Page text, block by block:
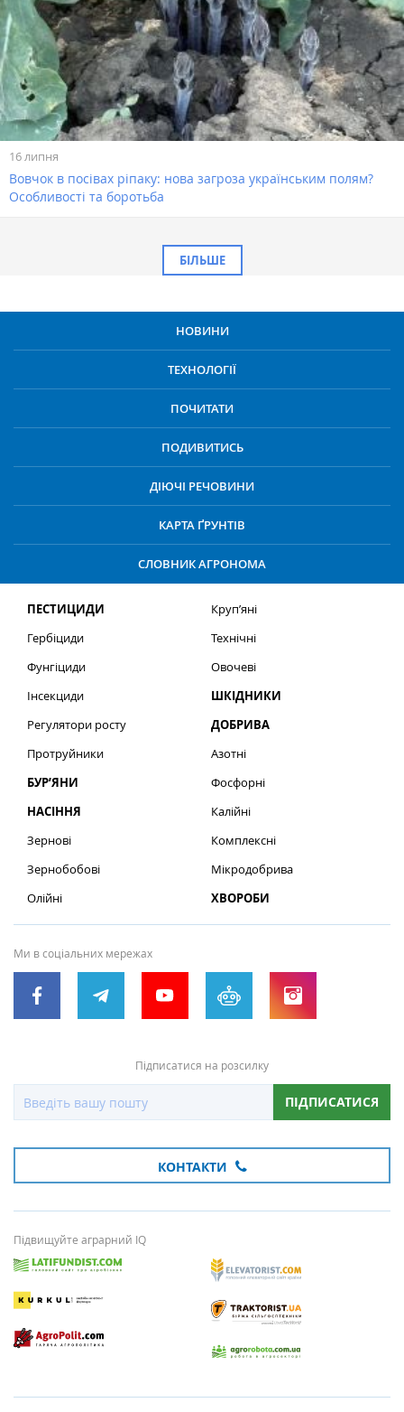
16 липня
Вовчок в посівах ріпаку: нова загроза українським полям?
Особливості та боротьба
БІЛЬШЕ
НОВИНИ
ТЕХНОЛОГІЇ
ПОЧИТАТИ
ПОДИВИТИСЬ
ДІЮЧІ РЕЧОВИНИ
КАРТА ҐРУНТІВ
СЛОВНИК АГРОНОМА
ПЕСТИЦИДИ
Гербіциди
Фунгіциди
Інсекциди
Регулятори росту
Протруйники
БУР’ЯНИ
НАСІННЯ
Зернові
Зернобобові
Олійні
Круп’яні
Технічні
Овочеві
ШКІДНИКИ
ДОБРИВА
Азотні
Фосфорні
Калійні
Комплексні
Мікродобрива
ХВОРОБИ
Ми в соціальних мережах
Підписатися на розсилку
ПІДПИСАТИСЯ
КОНТАКТИ
Підвищуйте аграрний IQ